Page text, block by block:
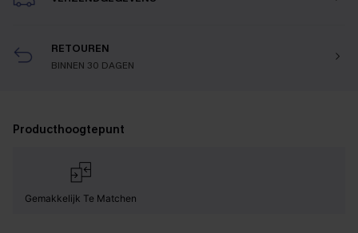
RETOUREN
BINNEN 30 DAGEN
Producthoogtepunt
Gemakkelijk Te Matchen